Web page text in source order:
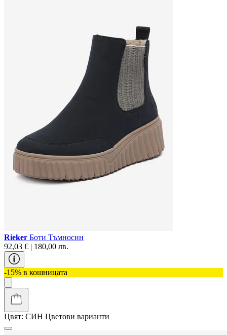
Rieker Боти Тъмносин
92,03 € | 180,00 лв.
-15% в кошницата
Цвят: СИН Цветови варианти